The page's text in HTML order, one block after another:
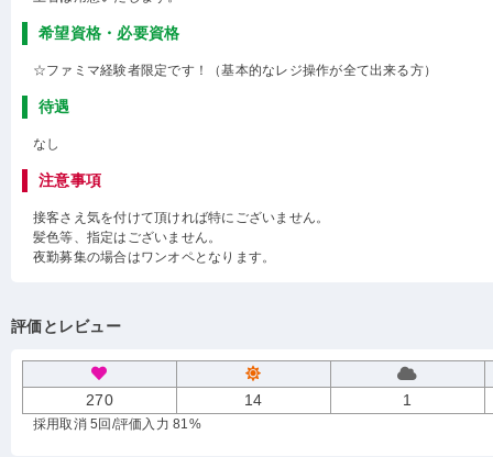
希望資格・必要資格
☆ファミマ経験者限定です！（基本的なレジ操作が全て出来る方）
待遇
なし
注意事項
接客さえ気を付けて頂ければ特にございません。
髪色等、指定はございません。
夜勤募集の場合はワンオペとなります。
評価とレビュー
270 14 1
採用取消 5回 /評価入力 81%